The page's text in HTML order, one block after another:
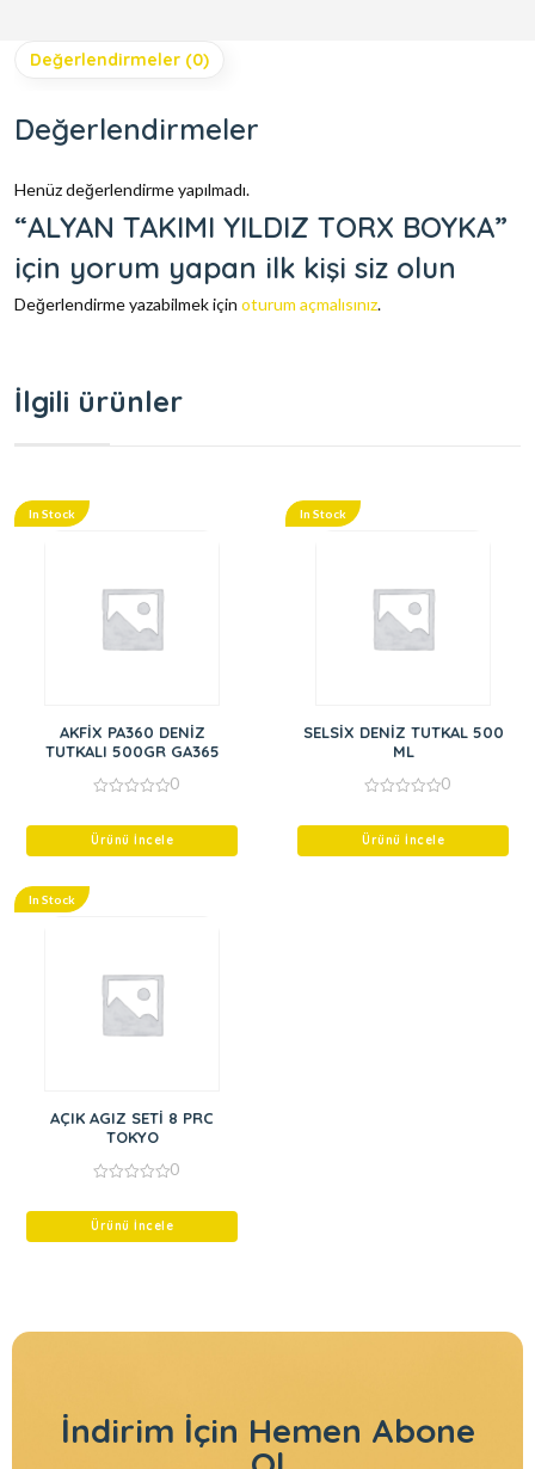
Değerlendirmeler (0)
Değerlendirmeler
Henüz değerlendirme yapılmadı.
“ALYAN TAKIMI YILDIZ TORX BOYKA”
için yorum yapan ilk kişi siz olun
Değerlendirme yazabilmek için oturum açmalısınız.
İlgili ürünler
In Stock
AKFİX PA360 DENİZ
TUTKALI 500GR GA365
of
0
Ürünü İncele
In Stock
SELSİX DENİZ TUTKAL 500
ML
of
0
Ürünü İncele
In Stock
AÇIK AGIZ SETİ 8 PRC
TOKYO
of
0
Ürünü İncele
İndirim İçin Hemen Abone